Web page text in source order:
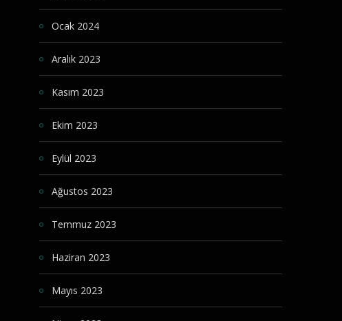
Ocak 2024
Aralık 2023
Kasım 2023
Ekim 2023
Eylül 2023
Ağustos 2023
Temmuz 2023
Haziran 2023
Mayıs 2023